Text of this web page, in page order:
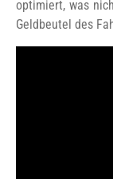
optimiert, was
Geldbeutel des